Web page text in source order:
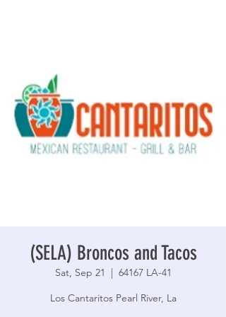
(SELA) Broncos and Tacos
Sat, Sep 21
  |
64167 LA-41
Los Cantaritos Pearl River, La